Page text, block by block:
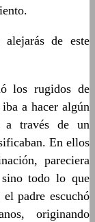
de este
los rugidos de
a hacer algún
a través de un
En ellos
pareciera
todo lo que
padre escuchó
originando